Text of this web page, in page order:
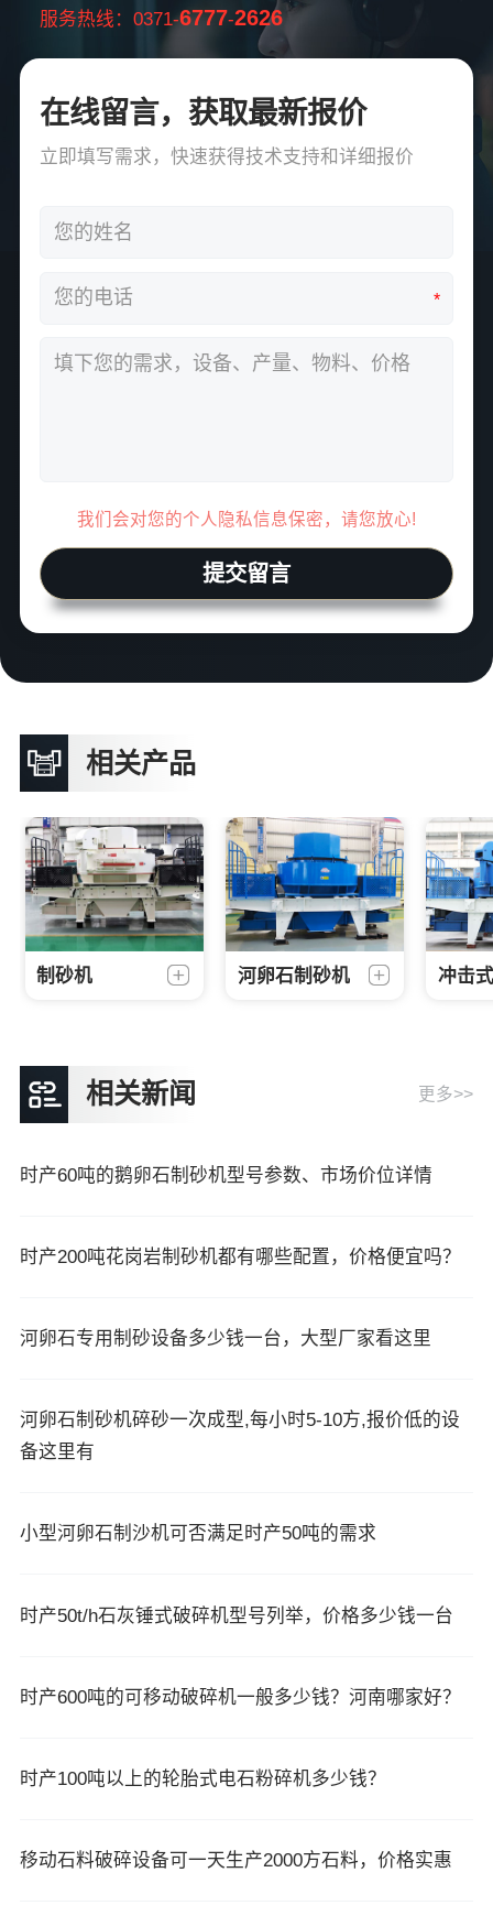
服务热线：0371-6777-2626
在线留言，获取最新报价
立即填写需求，快速获得技术支持和详细报价
*
我们会对您的个人隐私信息保密，请您放心!
提交留言
相关产品
制砂机 河卵石制砂机 冲击
相关新闻 更多>>
时产60吨的鹅卵石制砂机型号参数、市场价位详情
时产200吨花岗岩制砂机都有哪些配置，价格便宜吗？
河卵石专用制砂设备多少钱一台，大型厂家看这里
河卵石制砂机碎砂一次成型,每小时5-10方,报价低的设
备这里有
小型河卵石制沙机可否满足时产50吨的需求
时产50t/h石灰锤式破碎机型号列举，价格多少钱一台
时产600吨的可移动破碎机一般多少钱？河南哪家好？
时产100吨以上的轮胎式电石粉碎机多少钱？
移动石料破碎设备可一天生产2000方石料，价格实惠